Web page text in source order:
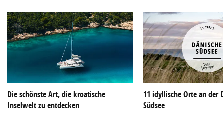
Die schönste Art, die kroatische
Inselwelt zu entdecken
11 idyllische Orte an der
Südsee